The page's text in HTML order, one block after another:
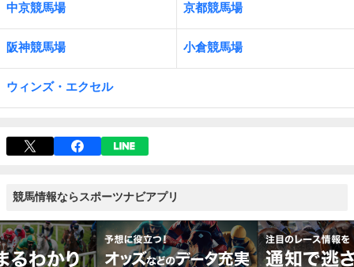
中京競馬場 京都競馬場
阪神競馬場 小倉競馬場
ウィンズ・エクセル
競馬情報ならスポーツナビアプリ